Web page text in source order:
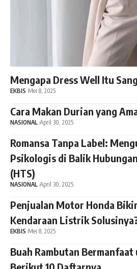
Mengapa Dress Well Itu
EKBIS Mei 8, 2025
Cara Makan Durian yang
NASIONAL April 30, 2025
Romansa Tanpa Label:
Psikologis di Balik
(HTS)
NASIONAL April 30, 2025
Penjualan Motor Honda
Kendaraan Listrik
EKBIS Mei 8, 2025
Buah Rambutan Bermanfaat